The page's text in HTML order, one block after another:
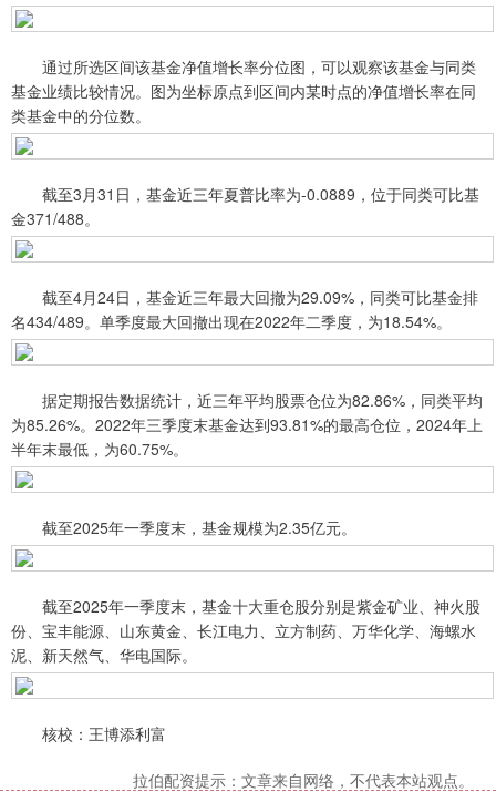
通过所选区间该基金净值增长率分位图，可以观察该基金与同类
基金业绩比较情况。图为坐标原点到区间内某时点的净值增长率在同
类基金中的分位数。
截至3月31日，基金近三年夏普比率为-0.0889，位于同类可比基
金371/488。
截至4月24日，基金近三年最大回撤为29.09%，同类可比基金排
名434/489。单季度最大回撤出现在2022年二季度，为18.54%。
据定期报告数据统计，近三年平均股票仓位为82.86%，同类平均
为85.26%。2022年三季度末基金达到93.81%的最高仓位，2024年上
半年末最低，为60.75%。
截至2025年一季度末，基金规模为2.35亿元。
截至2025年一季度末，基金十大重仓股分别是紫金矿业、神火股
份、宝丰能源、山东黄金、长江电力、立方制药、万华化学、海螺水
泥、新天然气、华电国际。
核校：王博添利富
拉伯配资提示：文章来自网络，不代表本站观点。